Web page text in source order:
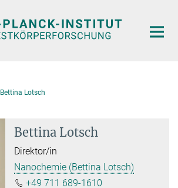
Bettina Lotsch
Bettina Lotsch
Direktor/in
Nanochemie (Bettina Lotsch)
+49 711 689-1610